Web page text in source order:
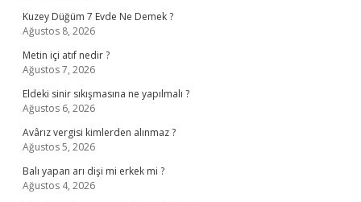
Kuzey Düğüm 7 Evde Ne Demek ?
Ağustos 8, 2026
Metin içi atıf nedir ?
Ağustos 7, 2026
Eldeki sinir sıkışmasına ne yapılmalı ?
Ağustos 6, 2026
Avârız vergisi kimlerden alınmaz ?
Ağustos 5, 2026
Balı yapan arı dişi mi erkek mi ?
Ağustos 4, 2026